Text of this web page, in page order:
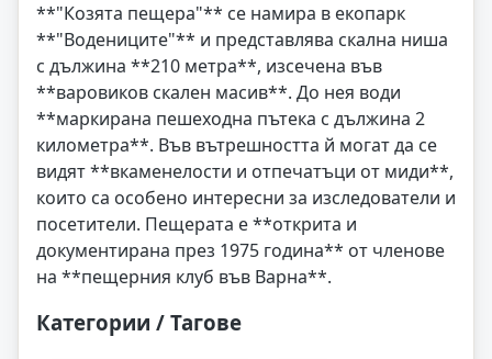
**"Козята пещера"** се намира в екопарк
**"Водениците"** и представлява скална ниша
с дължина **210 метра**, изсечена във
**варовиков скален масив**. До нея води
**маркирана пешеходна пътека с дължина 2
километра**. Във вътрешността й могат да се
видят **вкаменелости и отпечатъци от миди**,
които са особено интересни за изследователи и
посетители. Пещерата е **открита и
документирана през 1975 година** от членове
на **пещерния клуб във Варна**.
Категории / Тагове